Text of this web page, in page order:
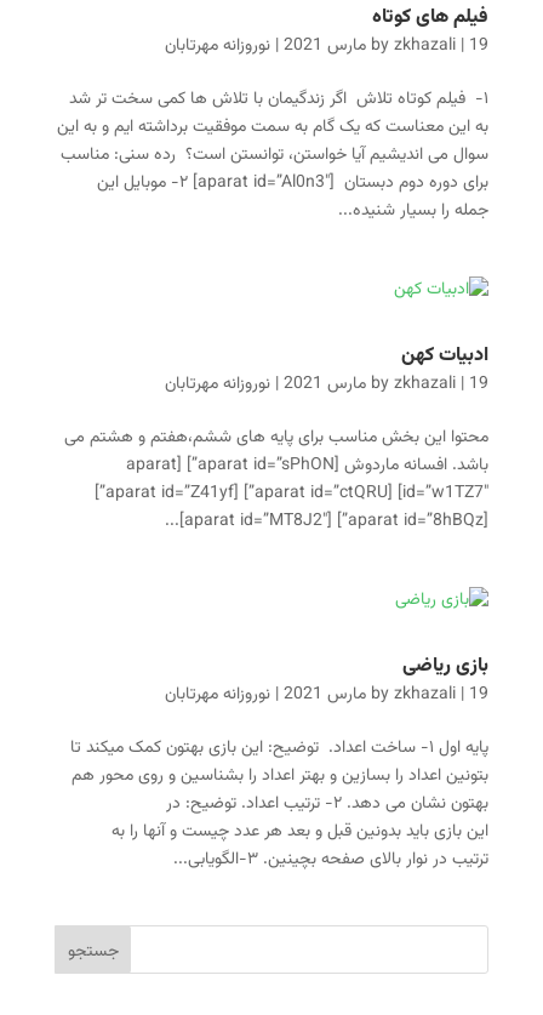
فیلم های کوتاه
byzkhazali | 19 مارس 2021 | نوروزانه مهرتابان
۱- فیلم کوتاه تلاش اگر زندگیمان با تلاش ها کمی سخت تر شد
به این معناست که یک گام به سمت موفقیت برداشته ایم و به این
سوال می اندیشیم آیا خواستن، توانستن است؟ رده سنی: مناسب
برای دوره دوم دبستان [aparat id=”Al0n3″] ۲- موبایل این
جمله را بسیار شنیده...
ادبیات کهن
byzkhazali | 19 مارس 2021 | نوروزانه مهرتابان
محتوا این بخش مناسب برای پایه های ششم،هفتم و هشتم می
باشد. افسانه ماردوش [aparat id=”sPhON”] [aparat
id=”w1TZ7″] [aparat id=”ctQRU”] [aparat id=”Z41yf”]
[aparat id=”8hBQz”] [aparat id=”MT8J2″]...
بازی ریاضی
byzkhazali | 19 مارس 2021 | نوروزانه مهرتابان
پایه اول ۱- ساخت اعداد. توضیح: این بازی بهتون کمک میکند تا
بتونین اعداد را بسازین و بهتر اعداد را بشناسین و روی محور هم
بهتون نشان می دهد. ۲- ترتیب اعداد. توضیح: در
این بازی باید بدونین قبل و بعد هر عدد چیست و آنها را به
ترتیب در نوار بالای صفحه بچینین. ۳-الگویابی...